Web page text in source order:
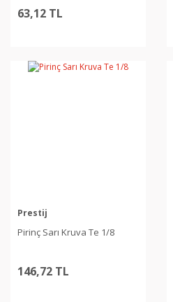
63,12 TL
Prestij
Pirinç Sarı Kruva Te 1/8
146,72 TL